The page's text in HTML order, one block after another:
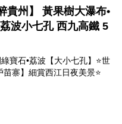
貴州】 黃果樹大瀑布•
波小七孔 西九高鐵 5
寶石•荔波【大小七孔】⭐世
寨】細賞西江日夜美景⭐